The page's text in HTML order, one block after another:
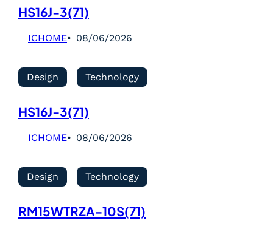
HS16J-3(71)
ICHOME 08/06/2026
Design Technology
HS16J-3(71)
ICHOME 08/06/2026
Design Technology
RM15WTRZA-10S(71)